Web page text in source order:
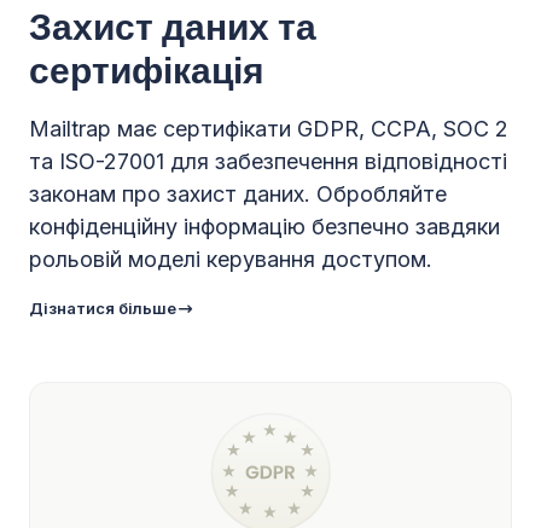
Захист даних та
сертифікація
Mailtrap має сертифікати GDPR, CCPA, SOC 2
та ISO-27001 для забезпечення відповідності
законам про захист даних. Обробляйте
конфіденційну інформацію безпечно завдяки
рольовій моделі керування доступом.
Дізнатися більше